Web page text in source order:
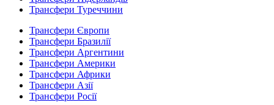
Трансфери Туреччини
Трансфери Європи
Трансфери Бразилії
Трансфери Аргентини
Трансфери Америки
Трансфери Африки
Трансфери Азії
Трансфери Росії